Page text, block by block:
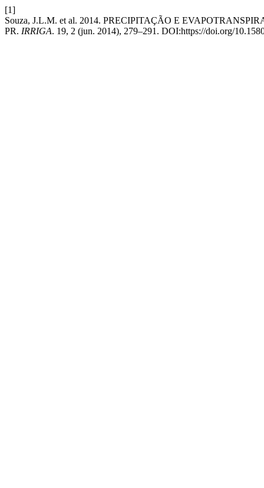
[1]
Souza, J.L.M. et al. 2014. PRECIPITAÇÃO E
PR. IRRIGA. 19, 2 (jun. 2014), 279–291. DOI:https://doi.org/